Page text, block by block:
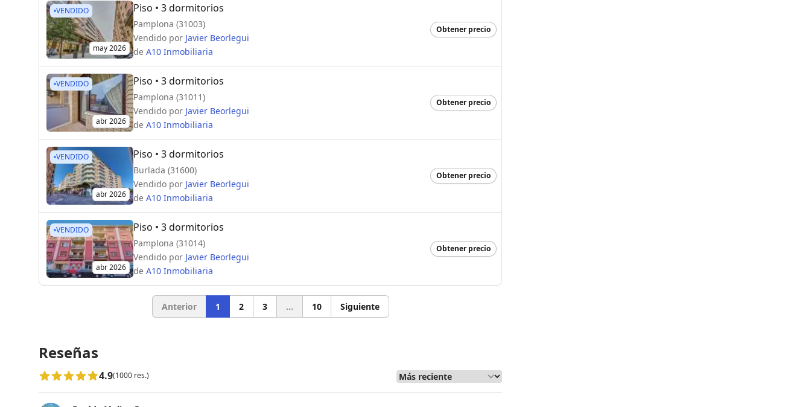
VENDIDO
may 2026
Piso • 3 dormitorios
Pamplona (31003)
Vendido por Javier Beorlegui
de A10 Inmobiliaria
Obtener precio
VENDIDO
abr 2026
Piso • 3 dormitorios
Pamplona (31011)
Vendido por Javier Beorlegui
de A10 Inmobiliaria
Obtener precio
VENDIDO
abr 2026
Piso • 3 dormitorios
Burlada (31600)
Vendido por Javier Beorlegui
de A10 Inmobiliaria
Obtener precio
VENDIDO
abr 2026
Piso • 3 dormitorios
Pamplona (31014)
Vendido por Javier Beorlegui
de A10 Inmobiliaria
Obtener precio
Anterior 1 2 3 ... 10 Siguiente
Reseñas
4.9(1000 res.)